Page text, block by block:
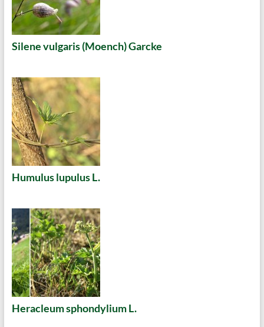
Silene vulgaris (Moench) Garcke
Humulus lupulus L.
Heracleum sphondylium L.